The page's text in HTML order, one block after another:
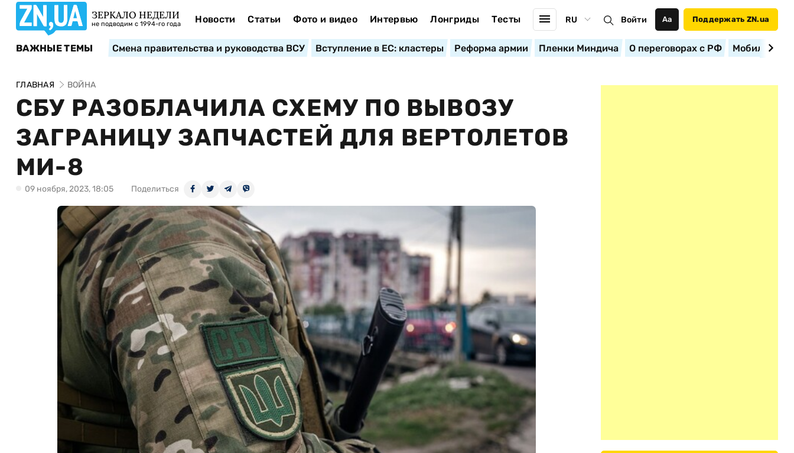
ЗЕРКАЛО НЕДЕЛИ
не подводим с 1994-го года Новости Статьи Фото и видео Интервью Лонгриды Тесты RU Войти Аа Поддержать ZN.ua
ВАЖНЫЕ ТЕМЫ Смена правительства и руководства ВСУ Вступление в ЕС: кластеры Реформа армии Пленки Миндича О переговорах с РФ
ГЛАВНАЯ ВОЙНА
СБУ РАЗОБЛАЧИЛА СХЕМУ ПО ВЫВОЗУ
ЗАГРАНИЦУ ЗАПЧАСТЕЙ ДЛЯ ВЕРТОЛЕТОВ
МИ-8
09 ноября, 2023, 18:05 Поделиться